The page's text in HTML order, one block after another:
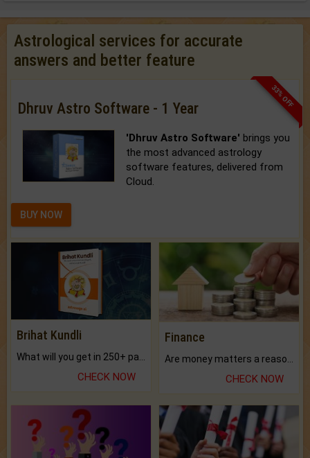
Astrological services for accurate
answers and better feature
33% OFF
Dhruv Astro Software - 1 Year
'Dhruv Astro Software' brings you
the most advanced astrology
software features, delivered from
Cloud.
BUY NOW
Brihat Kundli
CHECK NOW
Finance
CHECK NOW